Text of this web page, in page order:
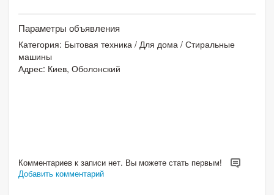
Параметры объявления
Категория: Бытовая техника / Для дома / Стиральные
машины
Адрес: Киев, Оболонский
Комментариев к записи нет. Вы можете стать первым!
Добавить комментарий